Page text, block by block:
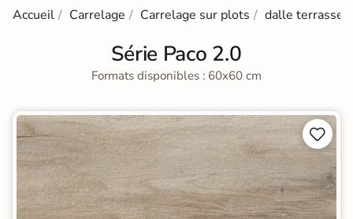
Accueil Carrelage Carrelage sur plots dalle terrasse
Série Paco 2.0
Formats disponibles : 60x60 cm

